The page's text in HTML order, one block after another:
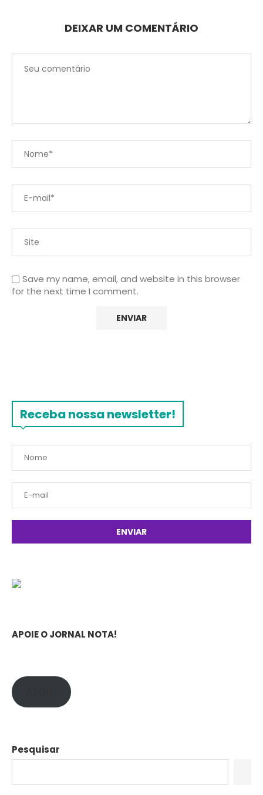
DEIXAR UM COMENTÁRIO
Save my name, email, and website in this browser
for the next time I comment.
Receba nossa newsletter!
APOIE O JORNAL NOTA!
Pesquisar